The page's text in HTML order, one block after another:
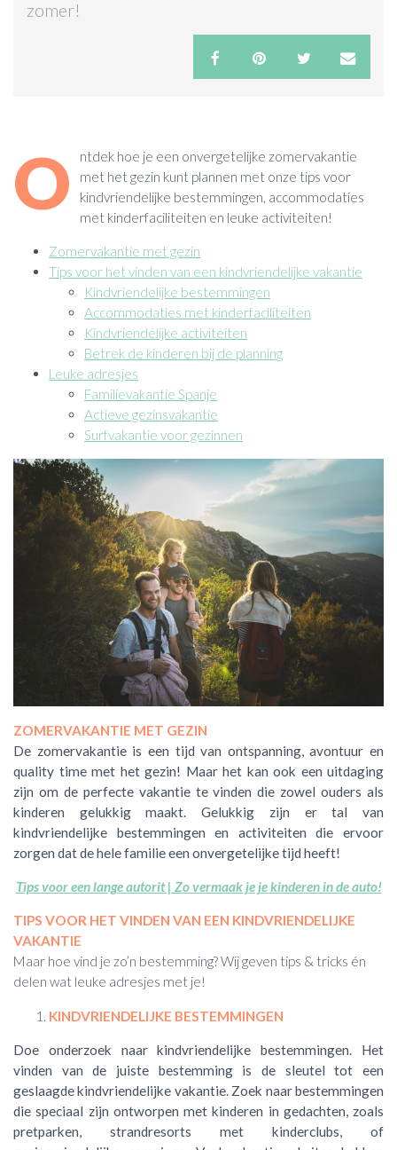
zomer!
O
ntdek hoe je een onvergetelijke zomervakantie
met het gezin kunt plannen met onze tips voor
kindvriendelijke bestemmingen, accommodaties
met kinderfaciliteiten en leuke activiteiten!
Zomervakantie met gezin
Tips voor het vinden van een kindvriendelijke vakantie
Kindvriendelijke bestemmingen
Accommodaties met kinderfaciliteiten
Kindvriendelijke activiteiten
Betrek de kinderen bij de planning
Leuke adresjes
Familievakantie Spanje
Actieve gezinsvakantie
Surfvakantie voor gezinnen
ZOMERVAKANTIE MET GEZIN
De zomervakantie is een tijd van ontspanning, avontuur en
quality time met het gezin! Maar het kan ook een uitdaging
zijn om de perfecte vakantie te vinden die zowel ouders als
kinderen gelukkig maakt. Gelukkig zijn er tal van
kindvriendelijke bestemmingen en activiteiten die ervoor
zorgen dat de hele familie een onvergetelijke tijd heeft!
Tips voor een lange autorit | Zo vermaak je je kinderen in de auto!
TIPS VOOR HET VINDEN VAN EEN KINDVRIENDELIJKE
VAKANTIE
Maar hoe vind je zo’n bestemming? Wij geven tips & tricks én
delen wat leuke adresjes met je!
KINDVRIENDELIJKE BESTEMMINGEN
Doe onderzoek naar kindvriendelijke bestemmingen. Het
vinden van de juiste bestemming is de sleutel tot een
geslaagde kindvriendelijke vakantie. Zoek naar bestemmingen
die speciaal zijn ontworpen met kinderen in gedachten, zoals
pretparken, strandresorts met kinderclubs, of